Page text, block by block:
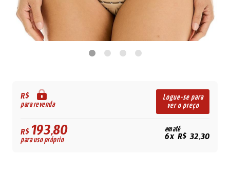
R$
para revenda
Logue-se para
ver o preço
R$193,80
para uso próprio
em até
6x R$ 32,30